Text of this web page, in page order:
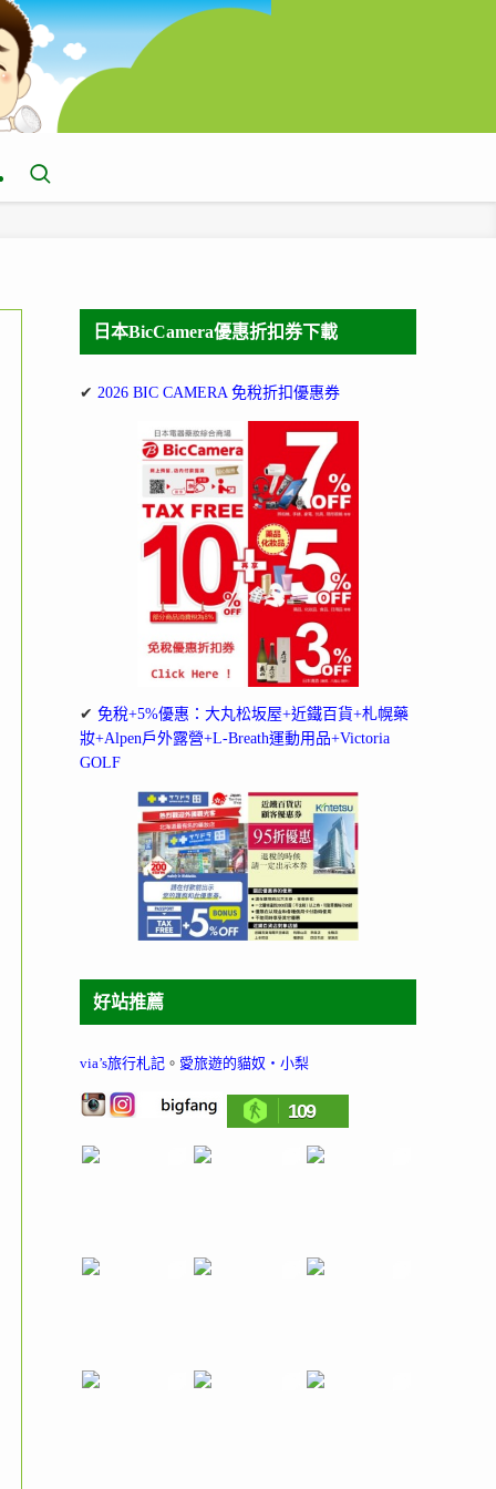
日本BicCamera優惠折扣券下載
✔ 2026 BIC CAMERA 免稅折扣優惠券
✔ 免稅+5%優惠：大丸松坂屋+近鐵百貨+札幌藥
妝+Alpen戶外露營+L-Breath運動用品+Victoria
GOLF
好站推薦
via’s旅行札記 。 愛旅遊的貓奴‧小梨
109